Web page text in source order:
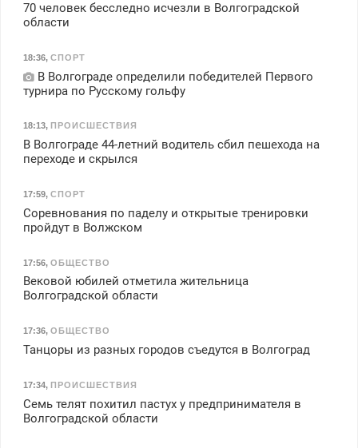
70 человек бесследно исчезли в Волгоградской
области
18:36, СПОРТ
В Волгограде определили победителей Первого
турнира по Русскому гольфу
18:13, ПРОИСШЕСТВИЯ
В Волгограде 44-летний водитель сбил пешехода на
переходе и скрылся
17:59, СПОРТ
Соревнования по паделу и открытые тренировки
пройдут в Волжском
17:56, ОБЩЕСТВО
Вековой юбилей отметила жительница
Волгоградской области
17:36, ОБЩЕСТВО
Танцоры из разных городов съедутся в Волгоград
17:34, ПРОИСШЕСТВИЯ
Семь телят похитил пастух у предпринимателя в
Волгоградской области